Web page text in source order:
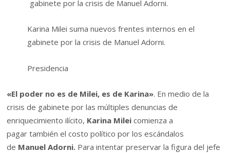
Karina Milei suma nuevos frentes internos en el
gabinete por la crisis de Manuel Adorni.
Presidencia
«El poder no es de Milei, es de Karina». En medio de la
crisis de gabinete por las múltiples denuncias de
enriquecimiento ilícito, Karina Milei comienza a
pagar también el costo político por los escándalos
de Manuel Adorni. Para intentar preservar la figura del jefe